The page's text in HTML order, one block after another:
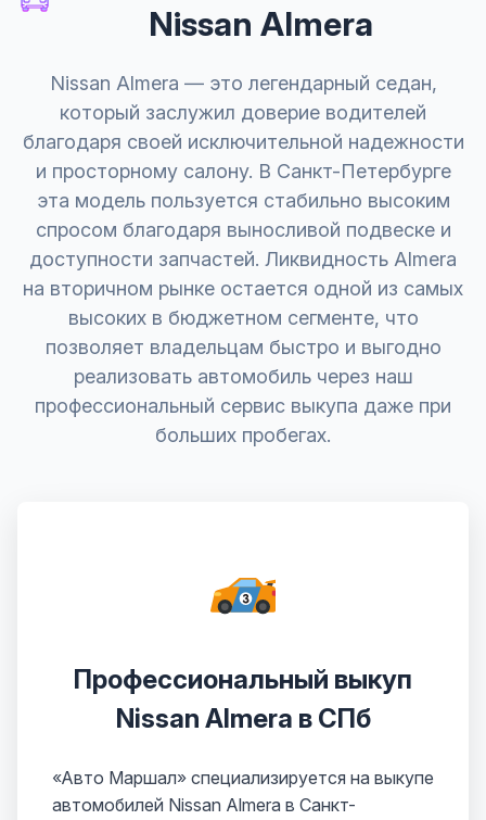
Nissan Almera
Nissan Almera — это легендарный седан,
который заслужил доверие водителей
благодаря своей исключительной надежности
и просторному салону. В Санкт-Петербурге
эта модель пользуется стабильно высоким
спросом благодаря выносливой подвеске и
доступности запчастей. Ликвидность Almera
на вторичном рынке остается одной из самых
высоких в бюджетном сегменте, что
позволяет владельцам быстро и выгодно
реализовать автомобиль через наш
профессиональный сервис выкупа даже при
больших пробегах.
Профессиональный выкуп
Nissan Almera в СПб
«Авто Маршал» специализируется на выкупе
автомобилей Nissan Almera в Санкт-